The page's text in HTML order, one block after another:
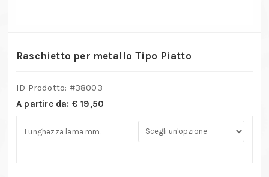
Raschietto per metallo Tipo Piatto
ID Prodotto: #38003
A partire da: € 19,50
Lunghezza lama mm.